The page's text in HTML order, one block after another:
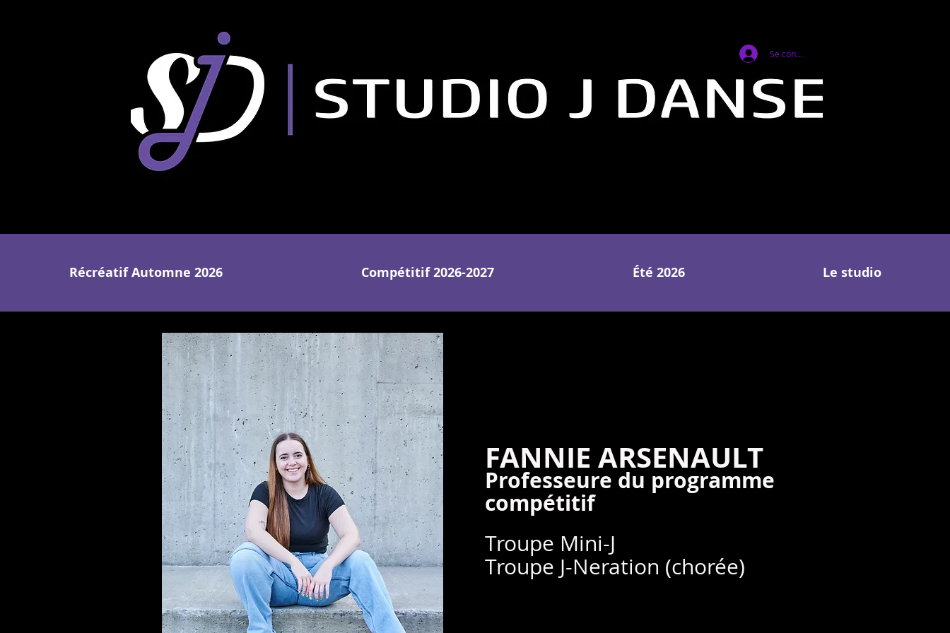
Se connecter
FANNIE ARSENAULT
Professeure du programme
compétitif
Troupe Mini-J
Troupe J-Neration (chorée)
Récréatif Automne 2026 Compétitif 2026-2027 Été 2026 Le studio